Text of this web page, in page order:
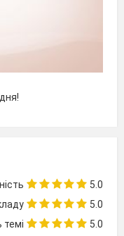
5.0
5.0
темі
5.0